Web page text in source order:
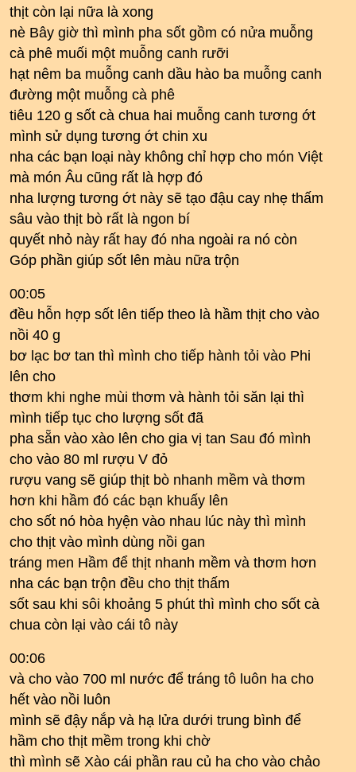
thịt còn lại nữa là xong
nè Bây giờ thì mình pha sốt gồm có nửa muỗng
cà phê muối một muỗng canh rưỡi
hạt nêm ba muỗng canh dầu hào ba muỗng canh
đường một muỗng cà phê
tiêu 120 g sốt cà chua hai muỗng canh tương ớt
mình sử dụng tương ớt chin xu
nha các bạn loại này không chỉ hợp cho món Việt
mà món Âu cũng rất là hợp đó
nha lượng tương ớt này sẽ tạo đậu cay nhẹ thấm
sâu vào thịt bò rất là ngon bí
quyết nhỏ này rất hay đó nha ngoài ra nó còn
Góp phần giúp sốt lên màu nữa trộn
00:05
đều hỗn hợp sốt lên tiếp theo là hầm thịt cho vào
nồi 40 g
bơ lạc bơ tan thì mình cho tiếp hành tỏi vào Phi
lên cho
thơm khi nghe mùi thơm và hành tỏi săn lại thì
mình tiếp tục cho lượng sốt đã
pha sẵn vào xào lên cho gia vị tan Sau đó mình
cho vào 80 ml rượu V đỏ
rượu vang sẽ giúp thịt bò nhanh mềm và thơm
hơn khi hầm đó các bạn khuấy lên
cho sốt nó hòa hyện vào nhau lúc này thì mình
cho thịt vào mình dùng nồi gan
tráng men Hầm để thịt nhanh mềm và thơm hơn
nha các bạn trộn đều cho thịt thấm
sốt sau khi sôi khoảng 5 phút thì mình cho sốt cà
chua còn lại vào cái tô này
00:06
và cho vào 700 ml nước để tráng tô luôn ha cho
hết vào nồi luôn
mình sẽ đậy nắp và hạ lửa dưới trung bình để
hầm cho thịt mềm trong khi chờ
thì mình sẽ Xào cái phần rau củ ha cho vào chảo